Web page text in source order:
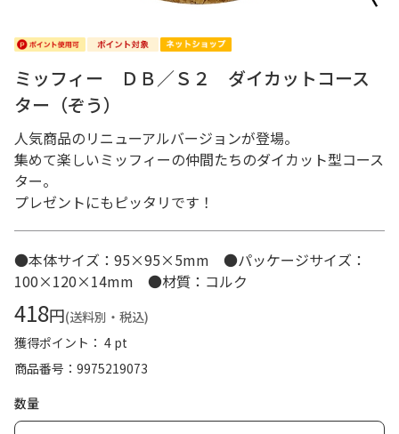
ミッフィー ＤＢ／Ｓ２ ダイカットコース
ター（ぞう）
人気商品のリニューアルバージョンが登場。
集めて楽しいミッフィーの仲間たちのダイカット型コース
ター。
プレゼントにもピッタリです！
●本体サイズ：95×95×5mm ●パッケージサイズ：
100×120×14mm ●材質：コルク
418円(送料別・税込)
獲得ポイント： 4 pt
商品番号
9975219073
数量